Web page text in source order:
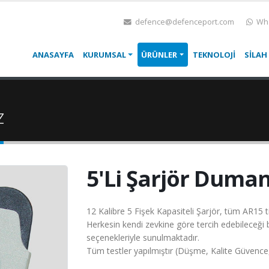
defence@defenceport.com
ANASAYFA KURUMSAL ÜRÜNLER TEKNOLOJİ
5'Li Şarjör
12 Kalibre 5 Fişek Kapasiteli Şarjör, tüm AR15
Herkesin kendi zevkine göre tercih edebileceği
seçenekleriyle sunulmaktadır.
Tüm testler yapılmıştır (Düşme, Kalite